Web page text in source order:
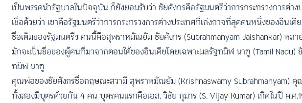
เป็นพรรคนำรัฐบาลในปัจจุบัน ก็ยังยอมรับว่า ชัยศังกรคือรัฐมนตรีว่าการกระทรวงการต่าง
เชื่อด้วยว่า เขาคือรัฐมนตรีว่าการกระทรวงการต่างประเทศที่เก่งกาจที่สุดคนหนึ่งของอินเ
ชื่อเต็มของรัฐมนตรีฯ คนนี้คือสุพราหมัณยัม ชัยศังกร (Subrahmanyam Jaishankar) หล
มักจะเป็นชื่อของผู้คนที่มาจากตอนใต้ของอินเดียโดยเฉพาะมลรัฐทมิฬ นาฑู (Tamil Nadu)
ทมิฬ นาฑู
คุณพ่อของชัยศังกรชื่อกฤษณะสวามี สุพราหมัณยัม (Krishnaswamy Subrahmanyam)
ทั้งสองมีบุตรด้วยกัน 4 คน บุตรคนแรกคือเอส. วิชัย กุมาร (S. Vijay Kumar) เกิดในปี ค.